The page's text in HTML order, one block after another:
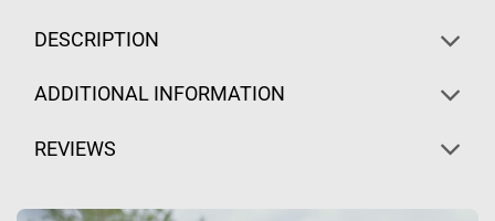
DESCRIPTION
ADDITIONAL INFORMATION
REVIEWS